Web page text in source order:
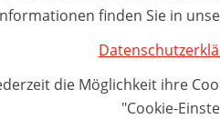
finden Sie in
die Möglichkeit ihre
"Cookie-